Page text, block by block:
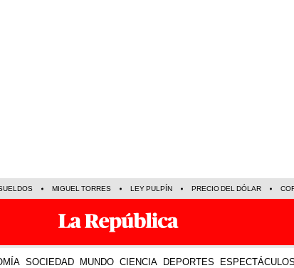
MIGUEL TORRES LEY PULPÍN PRECIO DEL DÓLAR
SOCIEDAD MUNDO CIENCIA DEPORTES ESPECTÁCULOS